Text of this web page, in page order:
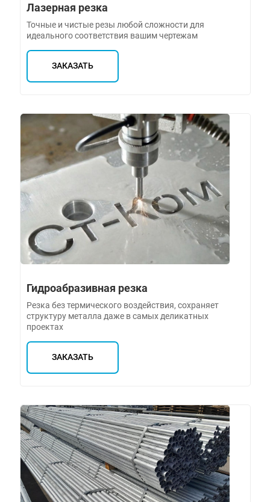
Лазерная резка
Точные и чистые резы любой сложности для
идеального соответствия вашим чертежам
ЗАКАЗАТЬ
Гидроабразивная резка
Резка без термического воздействия, сохраняет
структуру металла даже в самых деликатных
проектах
ЗАКАЗАТЬ